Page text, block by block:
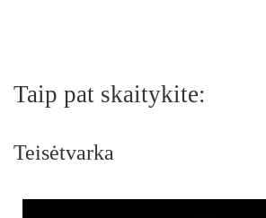
Taip pat skaitykite:
Teisėtvarka